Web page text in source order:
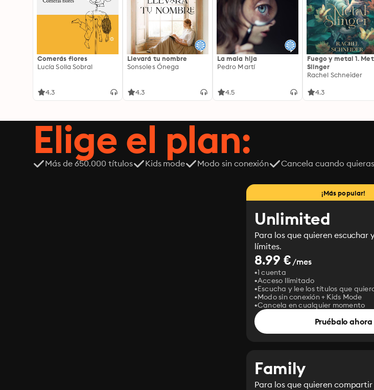
Comerás flores
Lucía Solla Sobral
4.3
Llevará tu nombre
Sonsoles Ónega
4.3
La mala hija
Pedro Martí
4.5
Fuego y metal 1.
Slinger
Rachel Schneider
4.3
Elige el plan:
Más de 650.000 títulos Kids mode Modo sin conexión Cancela cuando quieras
¡Más popular!
Unlimited
Para los que quieren escuchar
límites.
8.99 €/mes
1 cuenta
Acceso Ilimitado
Escucha y lee los títulos que
Modo sin conexión + Kids Mode
Cancela en cualquier momento
Pruébalo ahora
Family
Para los que quieren